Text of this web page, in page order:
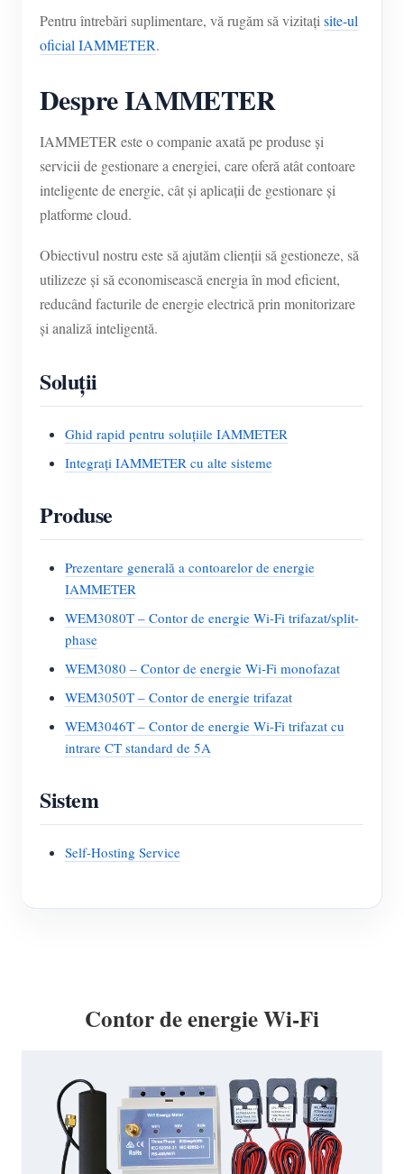
Pentru întrebări suplimentare, vă rugăm să vizitațisite-ul
oficial IAMMETER.
Despre IAMMETER
IAMMETER este o companie axată pe produse și
servicii de gestionare a energiei, care oferă atât contoare
inteligente de energie, cât și aplicații de gestionare și
platforme cloud.
Obiectivul nostru este să ajutăm clienții să gestioneze, să
utilizeze și să economisească energia în mod eficient,
reducând facturile de energie electrică prin monitorizare
și analiză inteligentă.
Soluții
Ghid rapid pentru soluțiile IAMMETER
Integrați IAMMETER cu alte sisteme
Produse
Prezentare generală a contoarelor de energie
IAMMETER
WEM3080T – Contor de energie Wi-Fi trifazat/split-
phase
WEM3080 – Contor de energie Wi-Fi monofazat
WEM3050T – Contor de energie trifazat
WEM3046T – Contor de energie Wi-Fi trifazat cu
intrare CT standard de 5A
Sistem
Self-Hosting Service
Contor de energie Wi-Fi